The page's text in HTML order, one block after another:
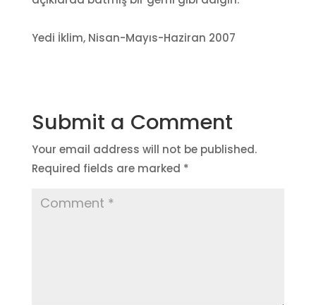
Yedi İklim, Nisan-Mayıs-Haziran 2007
Submit a Comment
Your email address will not be published.
Required fields are marked *